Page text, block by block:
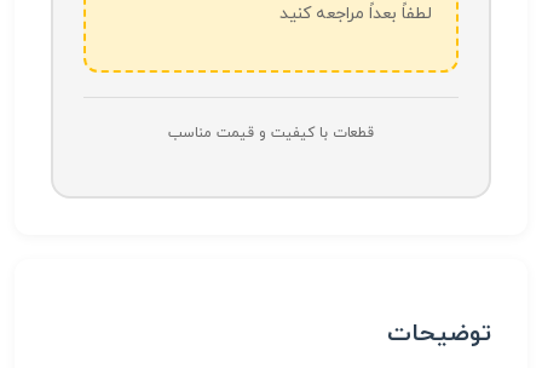
لطفاً بعداً مراجعه کنید
قطعات با کیفیت و قیمت مناسب
توضیحات